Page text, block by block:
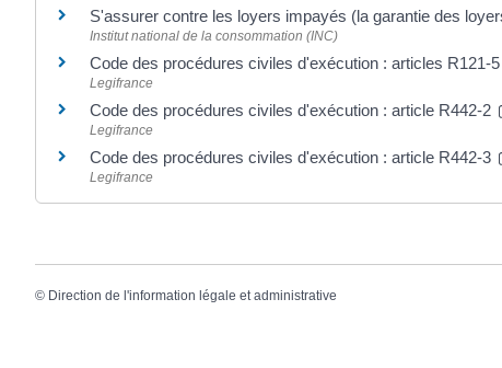
S'assurer contre les loyers impayés (la garantie des
Institut national de la consommation (INC)
Code des procédures civiles d'exécution : articles R121-
Legifrance
Code des procédures civiles d'exécution : article R442-2
Legifrance
Code des procédures civiles d'exécution : article R442-3
Legifrance
© Direction de l'information légale et administrative